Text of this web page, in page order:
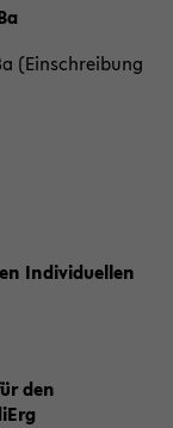
(Einschreibung
Individuellen
den